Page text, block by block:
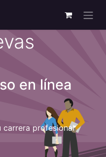
en línea
carrera profesional